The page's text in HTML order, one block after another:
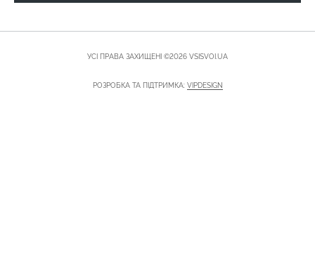
УСІ ПРАВА ЗАХИЩЕНІ ©2026 VSISVOI.UA
РОЗРОБКА ТА ПІДТРИМКА: VIPDESIGN